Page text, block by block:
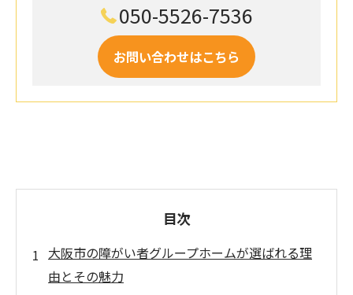
050-5526-7536
お問い合わせはこちら
目次
大阪市の障がい者グループホームが選ばれる理
由とその魅力